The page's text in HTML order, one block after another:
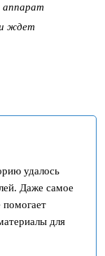
аппарат
и ждет
удалось
Даже самое
для